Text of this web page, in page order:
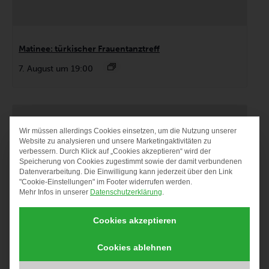
Matinee: türkischer Frauentanztreff
7. August um 19:00
DATENSCHUTZ-
Wir müssen allerdings Cookies einsetzen, um die Nutzung unserer
Website zu analysieren und unsere Marketingaktivitäten zu
verbessern. Durch Klick auf „Cookies akzeptieren“ wird der
Speicherung von Cookies zugestimmt sowie der damit verbundenen
Datenverarbeitung. Die Einwilligung kann jederzeit über den Link
"Cookie-Einstellungen" im Footer widerrufen werden.
Mehr Infos in unserer Datenschutzerklärung.
Cookies akzeptieren
Cookies ablehnen